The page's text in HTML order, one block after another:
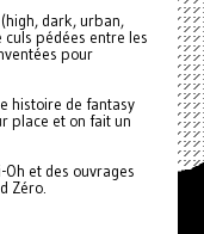
dark, urban,
culs pédées entre les
pour
histoire de fantasy
place et on fait un
et des ouvrages
Zéro.